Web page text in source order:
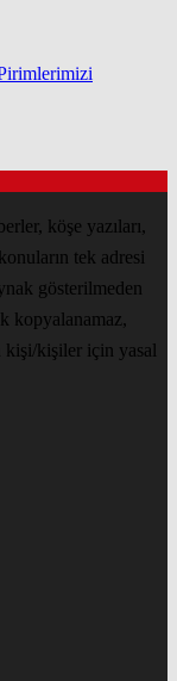
köşe yazıları,
tek adresi
gösterilmeden
kopyalanamaz,
kişi/kişiler için yasal